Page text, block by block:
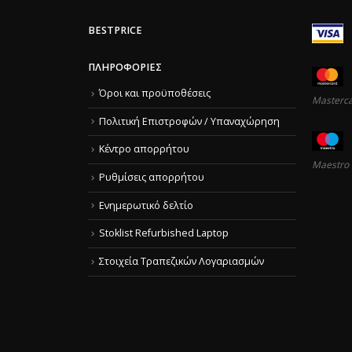
BESTPRICE
ΠΛΗΡΟΦΟΡΊΕΣ
Όροι και προϋποθέσεις
Πολιτική Επιστροφών / Υπαναχώρηση
Κέντρο απορρήτου
Ρυθμίσεις απορρήτου
Ενημερωτικό δελτίο
Stoklist Refurbished Laptop
Στοιχεία Τραπεζικών Λογαριασμών
Maestro